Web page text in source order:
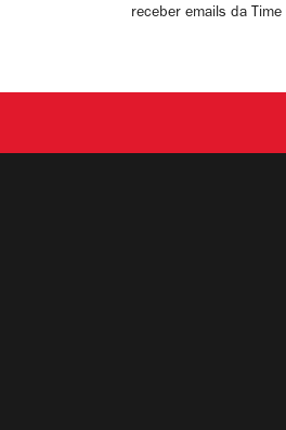
receber emails da